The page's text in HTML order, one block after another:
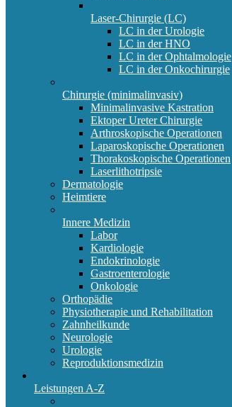
Laser-Chirurgie (LC)
LC in der Urologie
LC in der HNO
LC in der Ophtalmologie
LC in der Onkochirurgie
Chirurgie (minimalinvasiv)
Minimalinvasive Kastration
Ektoper Ureter Chirurgie
Arthroskopische Operationen
Laparoskopische Operationen
Thorakoskopische Operationen
Laserlithotripsie
Dermatologie
Heimtiere
Innere Medizin
Labor
Kardiologie
Endokrinologie
Gastroenterologie
Onkologie
Orthopädie
Physiotherapie und Rehabilitation
Zahnheilkunde
Neurologie
Urologie
Reproduktionsmedizin
Leistungen A-Z